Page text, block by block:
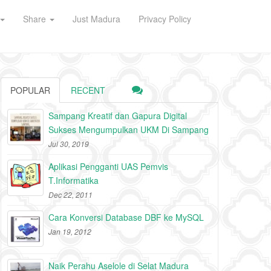
Share Just Madura Privacy Policy
POPULAR RECENT
Sampang Kreatif dan Gapura Digital
Sukses Mengumpulkan UKM Di Sampang
Jul 30, 2019
Aplikasi Pengganti UAS Pemvis
T.Informatika
Dec 22, 2011
Cara Konversi Database DBF ke MySQL
Jan 19, 2012
Naik Perahu Aselole di Selat Madura